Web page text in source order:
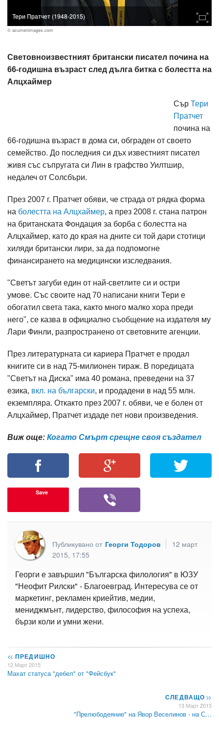
Тери Пратчет (1948-2015)
© acumenimages.com
Световноизвестният британски писател почина на
66-годишна възраст след дълга битка с болестта на
Алцхаймер
Сър Тери
Пратчет
почина на
66-годишна възраст в дома си, обграден от своето
семейство. До последния си дъх известният писател
живя със съпругата си Лин в графство Уилтшир,
недалеч от Солсбъри.
През 2007 г. Пратчет обяви, че страда от рядка форма
на болестта на Алцхаймер, а през 2008 г. стана патрон
на британската Фондация за борба с болестта на
Алцхаймер, като до края на дните си той дари стотици
хиляди британски лири, за да подпомогне
финансирането на медицински изследвания.
"Светът загуби един от най-светлите си и остри
умове. Със своите над 70 написани книги Тери е
обогатил света така, както много малко хора преди
него", се казва в официално съобщение на издателя му
Лари Финли, разпространено от световните агенции.
През литературната си кариера Пратчет е продал
книгите си в над 75-милионен тираж. В поредицата
"Светът на Диска" има 40 романа, преведени на 37
езика, вкл. на български, и продадени в над 55 млн.
екземпляра. Откакто през 2007 г. обяви, че е болен от
Алцхаймер, Пратчет издаде пет нови произведения.
Виж още: Когато Смърт срещне своя създател
Save
Публикувано от Георги Тодоров
12 март
2015, 17:55
Георги е завършил "Българска филология" в ЮЗУ
"Неофит Рилски" - Благоевград. Интересува се от
маркетинг, рекламен криейтив, медии,
мениджмънт, лидерство, философия на успеха,
бързи коли и умни жени.
<< ПРЕДИШНО
12 Март 2015
Махат статуса "дебел" от "Фейсбук"
СЛЕДВАЩО>>
13 Март 2015
"Прелюбодеяние" на Явор Веселинов - на С…